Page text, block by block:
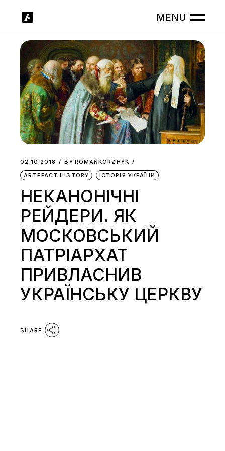
02.10.2018 BY ROMANKORZHYK
ARTEFACT.HISTORY
ІСТОРІЯ УКРАЇНИ
НЕКАНОНІЧНІ
РЕЙДЕРИ. ЯК
МОСКОВСЬКИЙ
ПАТРІАРХАТ
ПРИВЛАСНИВ
УКРАЇНСЬКУ ЦЕРКВУ
SHARE